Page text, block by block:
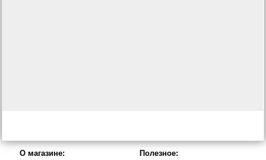
О магазине: Полезное: